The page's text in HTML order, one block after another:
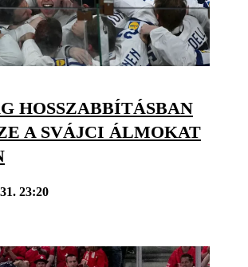
HOSSZABBÍTÁSBAN
A SVÁJCI ÁLMOKAT
23:20